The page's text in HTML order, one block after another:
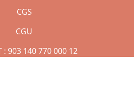
CGS
CGU
: 903 140 770 000 12